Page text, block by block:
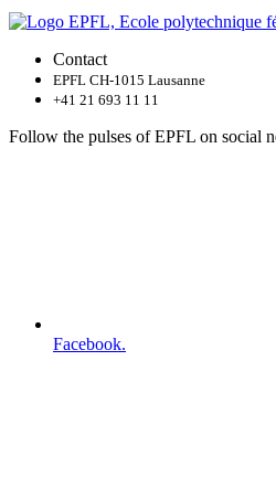
Contact
EPFL CH-1015 Lausanne
+41 21 693 11 11
Follow the pulses of EPFL on social
Facebook.